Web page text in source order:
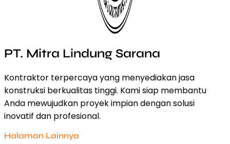
PT. Mitra Lindung Sarana
Kontraktor terpercaya yang menyediakan jasa
konstruksi berkualitas tinggi. Kami siap membantu
Anda mewujudkan proyek impian dengan solusi
inovatif dan profesional.
Halaman Lainnya